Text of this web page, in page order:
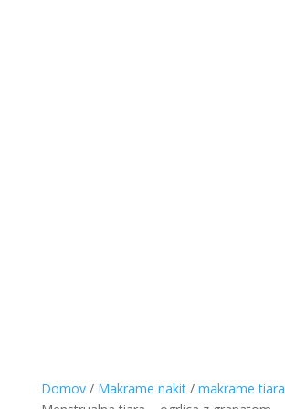
Domov/ Makrame nakit/ makrame tiara